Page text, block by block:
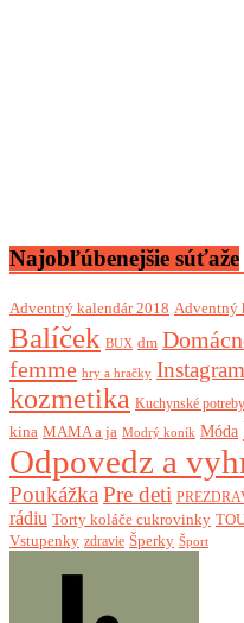
Najobľúbenejšie súťaže
Adventný kalendár 2018 Adventný
Balíček BUX dm
femme hry a hračky Instagram
kozmetika Kuchynské potreby
kina MAMA a ja Modrý koník Móda
Odpovedz a
Poukážka Pre deti
rádiu Torty koláče cukrovinky
Vstupenky zdravie Šperky Šport